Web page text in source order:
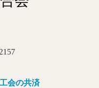
会の共済